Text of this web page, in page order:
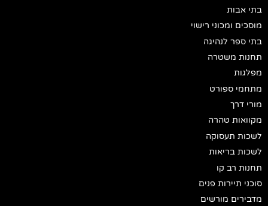
בתי אבות
מוסכים ומכוני רישוי
בתי ספר לנהיגה
תחנות משטרה
מפלגות
מתחמי ספורט
מורי דרך
מקוואות טהרה
לשכות תעסוקה
לשכות בריאות
תחנות רב קו
סוכני תיירות פנים
מדבירים מורשים